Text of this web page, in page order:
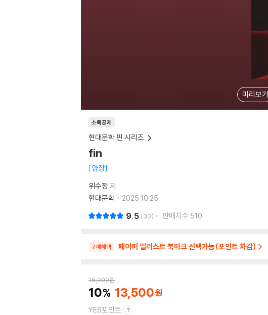
미리보기
소득공제
현대문학 핀 시리즈
fin
양장
위수정 저
현대문학
2025.10.25.
9.5 30 판매지수 510
구매혜택 페이퍼 일러스트 북마크 선택가능(포인트 차감)
15,000원
10 13,500
YES포인트